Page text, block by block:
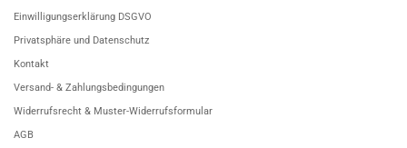
Einwilligungserklärung DSGVO
Privatsphäre und Datenschutz
Kontakt
Versand- & Zahlungsbedingungen
Widerrufsrecht & Muster-Widerrufsformular
AGB